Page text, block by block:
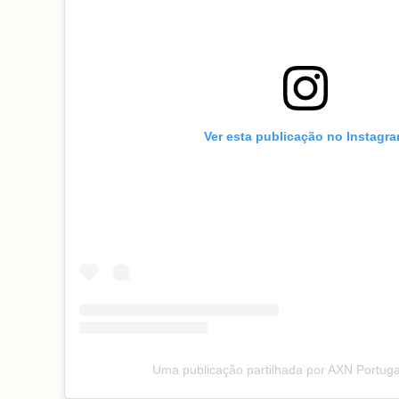
Ver esta publicação no
Uma publicação partilhada por AXN